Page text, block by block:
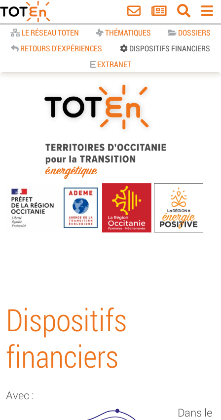
LE RÉSEAU TOTEN THÉMATIQUES
DOSSIERS
RETOURS D'EXPÉRIENCES
DISPOSITIFS FINANCIERS
EXTRANET
TOTEn Occitanie | Territoires
d’Occitanie pour la Transition
Energétique
Dispositifs
financiers
Avec :
Dans le